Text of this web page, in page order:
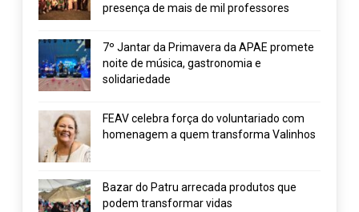
presença de mais de mil professores
7º Jantar da Primavera da APAE promete
noite de música, gastronomia e
solidariedade
FEAV celebra força do voluntariado com
homenagem a quem transforma Valinhos
Bazar do Patru arrecada produtos que
podem transformar vidas